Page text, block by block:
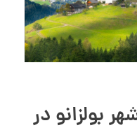
بولزانو در